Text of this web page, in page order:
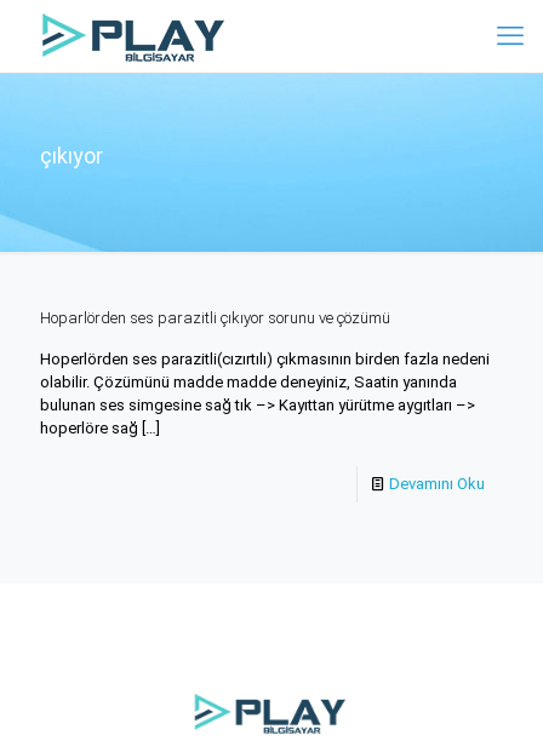
çıkıyor
Hoparlörden ses parazitli çıkıyor sorunu ve çözümü
Hoperlörden ses parazitli(cızırtılı) çıkmasının birden fazla nedeni
olabilir. Çözümünü madde madde deneyiniz, Saatin yanında
bulunan ses simgesine sağ tık –> Kayıttan yürütme aygıtları –>
hoperlöre sağ
Devamını Oku